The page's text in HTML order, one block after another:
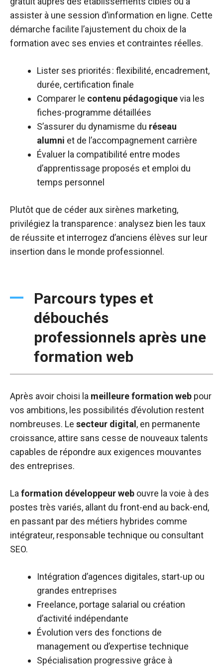
assister à une session d’information en ligne. Cette
démarche facilite l’ajustement du choix de la
formation avec ses envies et contraintes réelles.
Lister ses priorités : flexibilité, encadrement,
durée, certification finale
Comparer le contenu pédagogiquevia les
fiches-programme détaillées
S’assurer du dynamisme du réseau
alumni et de l’accompagnement carrière
Évaluer la compatibilité entre modes
d’apprentissage proposés et emploi du
temps personnel
Plutôt que de céder aux sirènes marketing,
privilégiez la transparence : analysez bien les taux
de réussite et interrogez d’anciens élèves sur leur
insertion dans le monde professionnel.
Parcours types et
débouchés
professionnels après une
formation web
Après avoir choisi la meilleure formation web pour
vos ambitions, les possibilités d’évolution restent
nombreuses. Le secteur digital , en permanente
croissance, attire sans cesse de nouveaux talents
capables de répondre aux exigences mouvantes
des entreprises.
La formation développeur web ouvre la voie à des
postes très variés, allant du front-end au back-end,
en passant par des métiers hybrides comme
intégrateur, responsable technique ou consultant
SEO.
Intégration d’agences digitales, start-up ou
grandes entreprises
Freelance, portage salarial ou création
d’activité indépendante
Évolution vers des fonctions de
management ou d’expertise technique
Spécialisation progressive grâce à